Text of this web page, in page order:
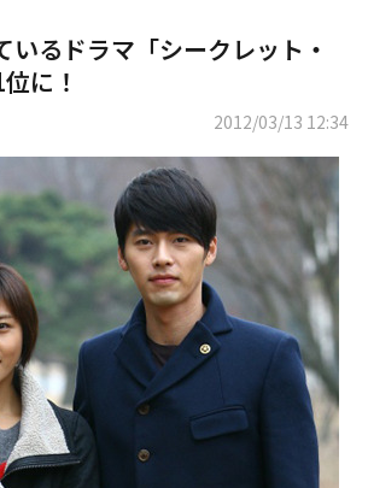
いるドラマ「シークレット・
に！
2012/03/13 12:34